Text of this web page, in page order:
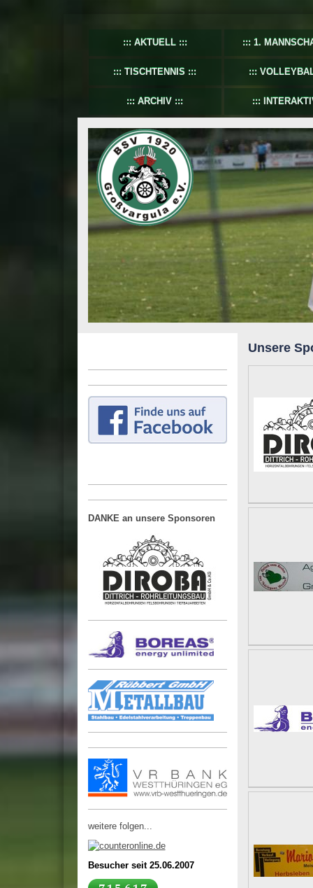
AKTUELL 1.
TISCHTENNIS
ARCHIV
Unsere
DANKE an unsere Sponsoren
weitere folgen...
Besucher seit 25.06.2007